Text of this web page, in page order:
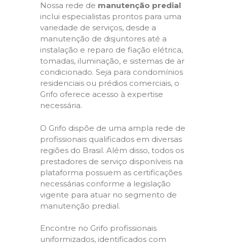
Nossa rede de manutenção predial
inclui especialistas prontos para uma
variedade de serviços, desde a
manutenção de disjuntores até a
instalação e reparo de fiação elétrica,
tomadas, iluminação, e sistemas de ar
condicionado. Seja para condomínios
residenciais ou prédios comerciais, o
Grifo oferece acesso à expertise
necessária.
O Grifo dispõe de uma ampla rede de
profissionais qualificados em diversas
regiões do Brasil. Além disso, todos os
prestadores de serviço disponíveis na
plataforma possuem as certificações
necessárias conforme a legislação
vigente para atuar no segmento de
manutenção predial.
Encontre no Grifo profissionais
uniformizados, identificados com